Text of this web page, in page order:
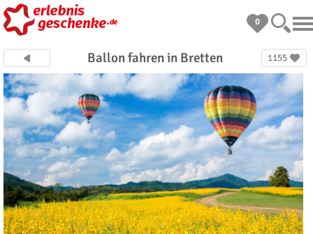
0
Ballon fahren in Bretten 1155